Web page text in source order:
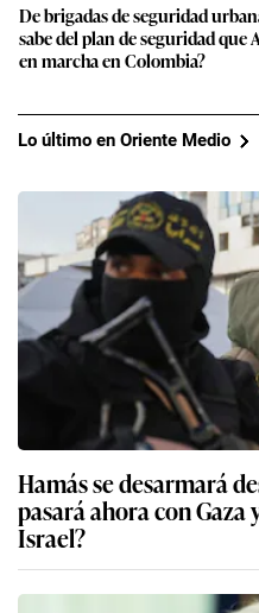
De brigadas de seguridad
sabe del plan de seguridad que
en marcha en Colombia?
Lo último en Oriente Medio
Hamás se desarmará
pasará ahora con
Israel?